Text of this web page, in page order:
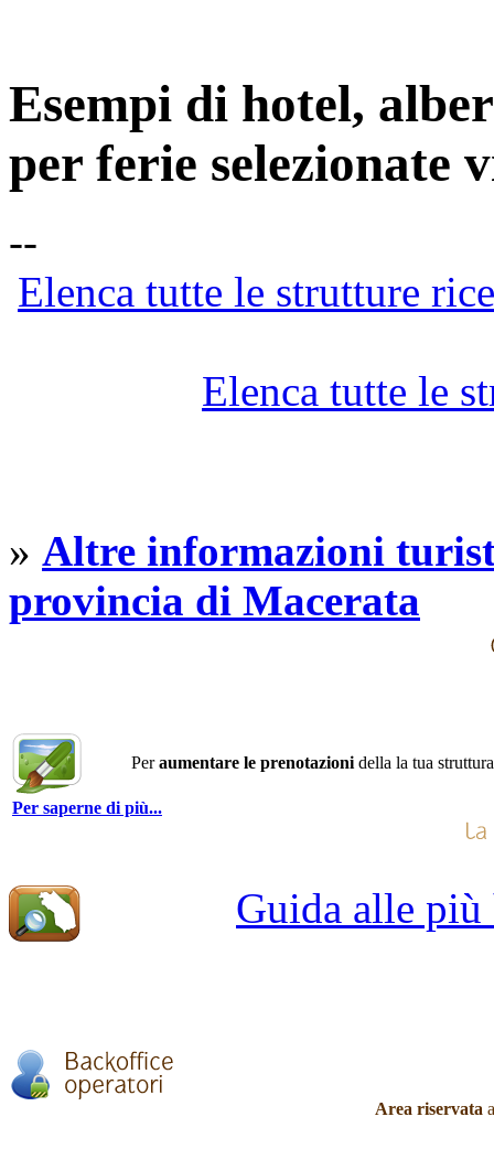
Esempi di hotel,
per ferie selezionate
--
Elenca tutte le strutture
Elenca tutte le
» Altre informazioni
provincia di Macerata
Peraumentare le prenotazioni della la tua
Per saperne di più...
Guida alle più
Area riservata